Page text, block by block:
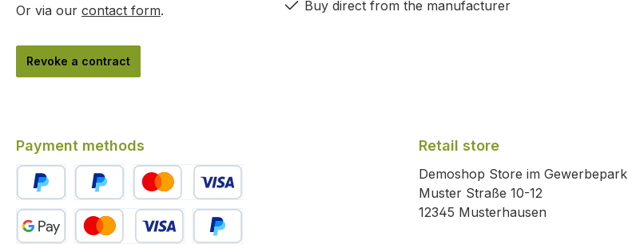
Or via our contact form.
Revoke a contract
Buy direct from the manufacturer
Payment methods
PayPal Pay Later Credit or debit card
Retail store
Demoshop Store im Gewerbepark
Muster Straße 10-12
12345 Musterhausen